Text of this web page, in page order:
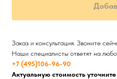
Заказ и консультация. Звоните
Наши специалисты ответят на
+7 (495)106-96-90
Актуальную стоимость